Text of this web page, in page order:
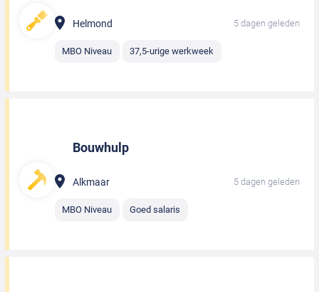
Helmond 5 dagen geleden
MBO Niveau 37,5-urige werkweek
Bouwhulp
Alkmaar 5 dagen geleden
MBO Niveau Goed salaris